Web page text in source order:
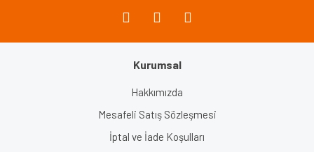
Kurumsal
Hakkımızda
Mesafeli Satış Sözleşmesi
İptal ve İade Koşulları